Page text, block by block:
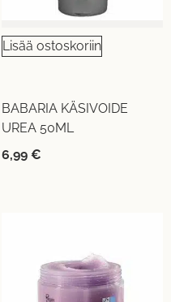
Lisää ostoskoriin
BABARIA KÄSIVOIDE
UREA 50ML
6,99 €